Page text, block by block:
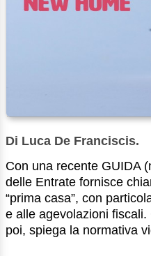
Di Luca De Franciscis.
Con una recente GUIDA
delle Entrate fornisce
“prima casa”, con
e alle agevolazioni
poi, spiega la normativa